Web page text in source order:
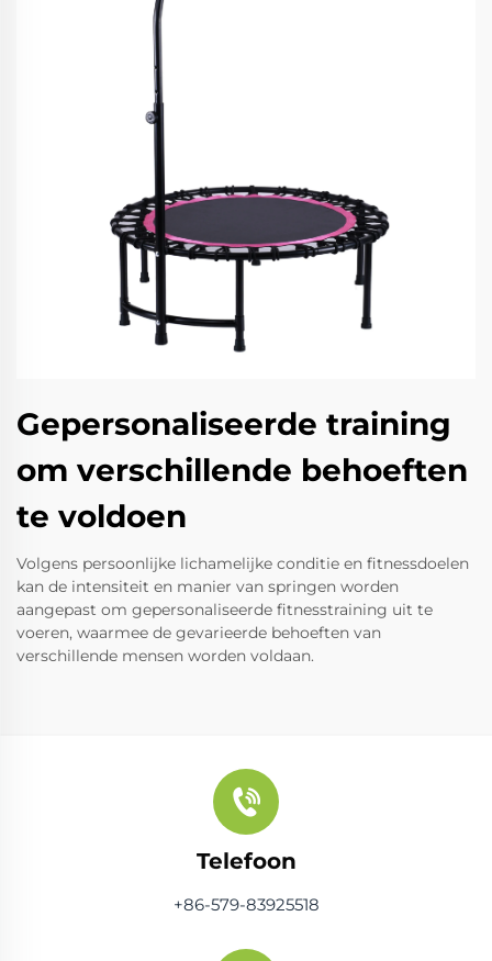
Gepersonaliseerde training
om verschillende behoeften
te voldoen
Volgens persoonlijke lichamelijke conditie en fitnessdoelen
kan de intensiteit en manier van springen worden
aangepast om gepersonaliseerde fitnesstraining uit te
voeren, waarmee de gevarieerde behoeften van
verschillende mensen worden voldaan.
Telefoon
+86-579-83925518